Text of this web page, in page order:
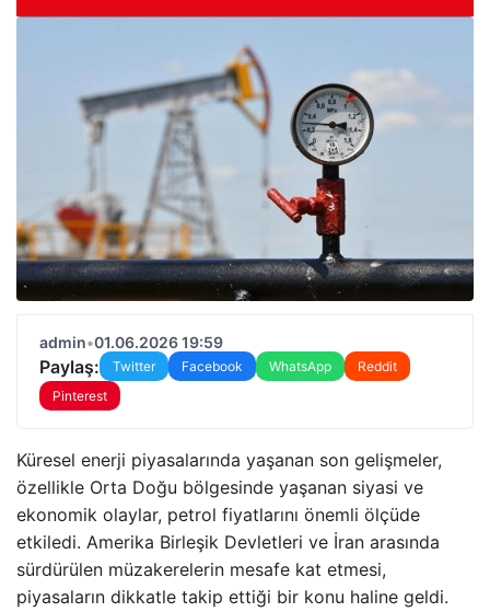
admin•01.06.2026 19:59
Paylaş: Twitter Facebook WhatsApp
Reddit
Pinterest
Küresel enerji piyasalarında yaşanan son gelişmeler,
özellikle Orta Doğu bölgesinde yaşanan siyasi ve
ekonomik olaylar, petrol fiyatlarını önemli ölçüde
etkiledi. Amerika Birleşik Devletleri ve İran arasında
sürdürülen müzakerelerin mesafe kat etmesi,
piyasaların dikkatle takip ettiği bir konu haline geldi.